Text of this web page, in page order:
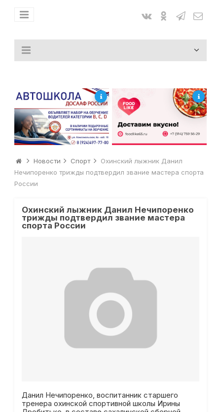
Новости Спорт
Охинский лыжник Данил
Нечипоренко трижды подтвердил звание мастера спорта
России
Охинский лыжник Данил Нечипоренко
трижды подтвердил звание мастера
спорта России
Данил Нечипоренко, воспитанник старшего
тренера охинской спортивной школы Ирины